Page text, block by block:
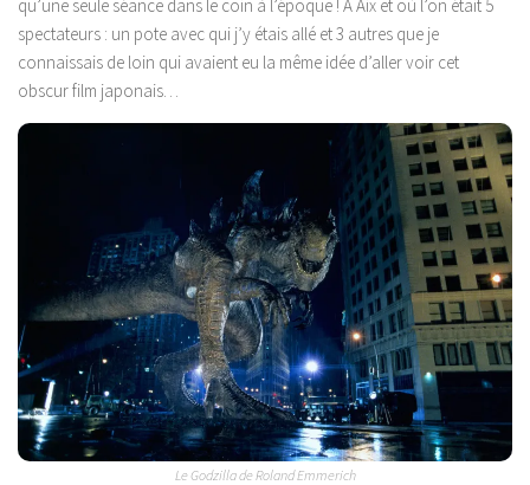
qu’une seule séance dans le coin à l’époque ! A Aix et où l’on était 5
spectateurs : un pote avec qui j’y étais allé et 3 autres que je
connaissais de loin qui avaient eu la même idée d’aller voir cet
obscur film japonais…
Le Godzilla de Roland Emmerich